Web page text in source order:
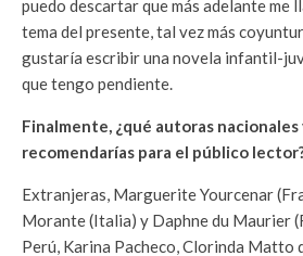
puedo descartar que más adelante me
tema del presente, tal vez más
gustaría escribir una novela infantil-
que tengo pendiente.
Finalmente, ¿qué autoras
recomendarías para el público
Extranjeras, Marguerite Yourcenar
Morante (Italia) y Daphne du Maurier
Perú, Karina Pacheco, Clorinda Matto